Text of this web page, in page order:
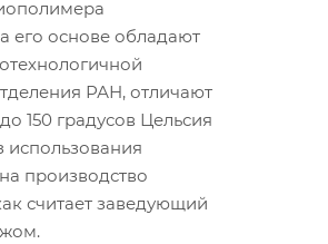
его основе обладают
РАН, отличают
150 градусов Цельсия
использования
производство
считает заведующий